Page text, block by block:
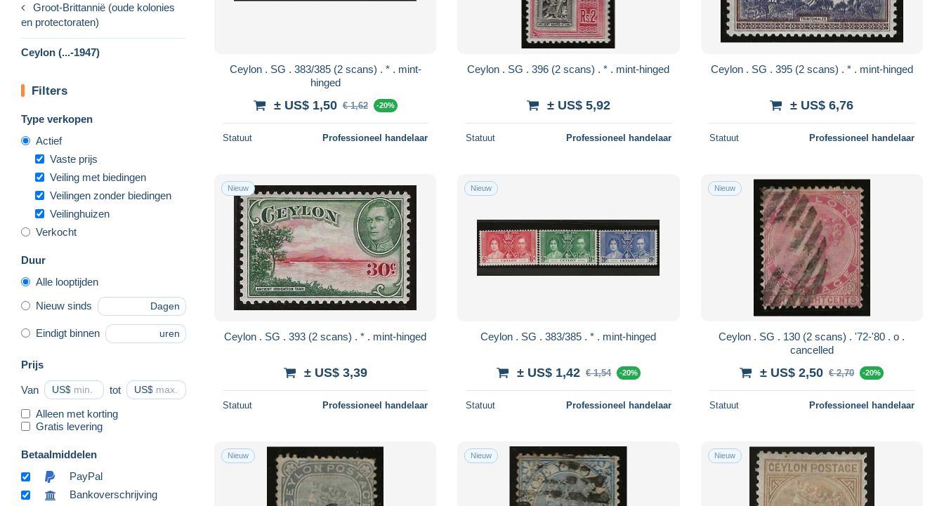
Groot-Brittannië (oude kolonies
en protectoraten)
Ceylon (...-1947)
Filters
Type verkopen
Actief
Vaste prijs
Veiling met biedingen
Veilingen zonder biedingen
Veilinghuizen
Verkocht
Duur
Alle looptijden
Nieuw sinds Dagen
Eindigt binnen uren
Prijs
Van US$ tot US$
Alleen met korting
Gratis levering
Betaalmiddelen
PayPal
Bankoverschrijving
Ceylon . SG . 383/385 (2 scans) . * . mint-
hinged
± US$ 1,50 € 1,62 -20%
Statuut Professioneel handelaar
Ceylon . SG . 396 (2 scans) . * . mint-hinged
± US$ 5,92
Statuut Professioneel handelaar
Ceylon . SG . 395 (2 scans) . * . mint-hinged
± US$ 6,76
Statuut Professioneel handelaar
Nieuw
Ceylon . SG . 393 (2 scans) . * . mint-hinged
± US$ 3,39
Statuut Professioneel handelaar
Nieuw
Ceylon . SG . 383/385 . * . mint-hinged
± US$ 1,42 € 1,54 -20%
Statuut Professioneel handelaar
Nieuw
Ceylon . SG . 130 (2 scans) . '72-'80 . o .
cancelled
± US$ 2,50 € 2,70 -20%
Statuut Professioneel handelaar
Nieuw Nieuw Nieuw